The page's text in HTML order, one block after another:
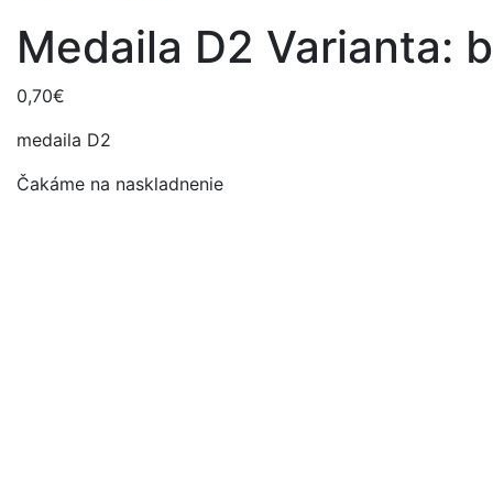
Medaila D2 Varianta:
0,70€
medaila D2
Čakáme na naskladnenie